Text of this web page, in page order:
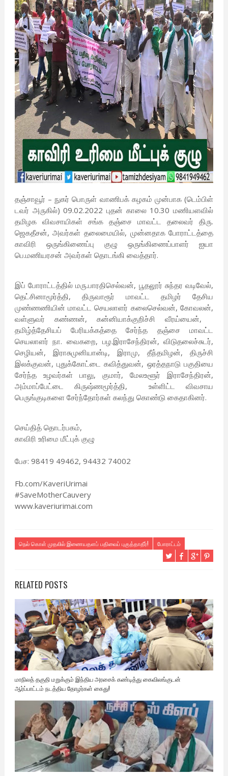
தஞ்சாவூர் – நுகர் பொருள் வாணிபக் கழகம் முன்பாக (டெம்பிள்
டவர் அருகில்) 09.02.2022 புதன் காலை 10.30 மணியளவில்
தமிழக விவசாயிகள் சங்க தஞ்சை மாவட்ட தலைவர் திரு.
ஜெகதீசன், அவர்கள் தலைமையில், முன்னதாக போராட்டத்தை
காவிரி ஒருங்கிணைப்பு குழு ஒருங்கிணைப்பாளர் ஐயா
பெ.மணியரசன் அவர்கள் தொடங்கி வைத்தார்.
இப் போராட்டத்தில் மரு.பாரதிசெல்வன், பூதலூர் சுந்தர வடிவேல்,
தெட்சினாமூர்த்தி, திருவாரூர் மாவட்ட தமிழர் தேசிய
முண்ணணியின் மாவட்ட செயலாளர் கலைசெல்வன், கோவலன்,
வள்ளுவர் கண்ணன், கன்னியாக்குறிச்சி வீரய்யைன்,
தமிழ்த்தேசியப் பேரியக்கத்தை சேர்ந்த தஞ்சை மாவட்ட
செயலாளர் நா. வைகறை, பழ.இராசேந்திரன், விடுதலைச்சுடர்,
செழியன், இராசுமுனியான்டி, இராமு, தீந்தமிழன், திருச்சி
இலக்குவன், புதுக்கோட்டை கவித்துவன், ஒரத்தநாடு பகுதியை
சேர்ந்த உழவர்கள் பாலு, குமார், மேலஉளூர் இராசேந்திரன்,
அம்மாப்பேட்டை கிருஷ்ணமூர்த்தி, உள்ளிட்ட விவசாய
பெருங்குடிகளை சேர்ந்தோர்கள் கலந்து கொண்டு கைதாகினர்.
செய்தித் தொடர்பகம்,
காவிரி உரிமை மீட்புக் குழு
பேச: 98419 49462, 94432 74002
Fb.com/KaveriUrimai
#SaveMotherCauvery
www.kaveriurimai.com
நெல் கொள் முதலில் இணையதளப் பதிவைப் புகுத்தாதீர்! போராட்டம்
RELATED POSTS
மாநிலத் தகுதி மறுக்கும் இந்திய அரசைக் கண்டித்து கைவிலங்குடன்
ஆர்ப்பாட்டம் நடத்திய தோழர்கள் கைது!